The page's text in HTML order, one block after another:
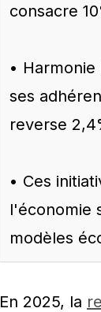
consacre
•
ses
reverse
• Ces
l'économie
modèles
En 2025, la